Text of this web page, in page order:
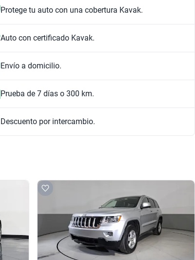
Protege tu auto con una cobertura Kavak.
Auto con certificado Kavak.
Envío a domicilio.
Prueba de 7 días o 300 km.
Descuento por intercambio.